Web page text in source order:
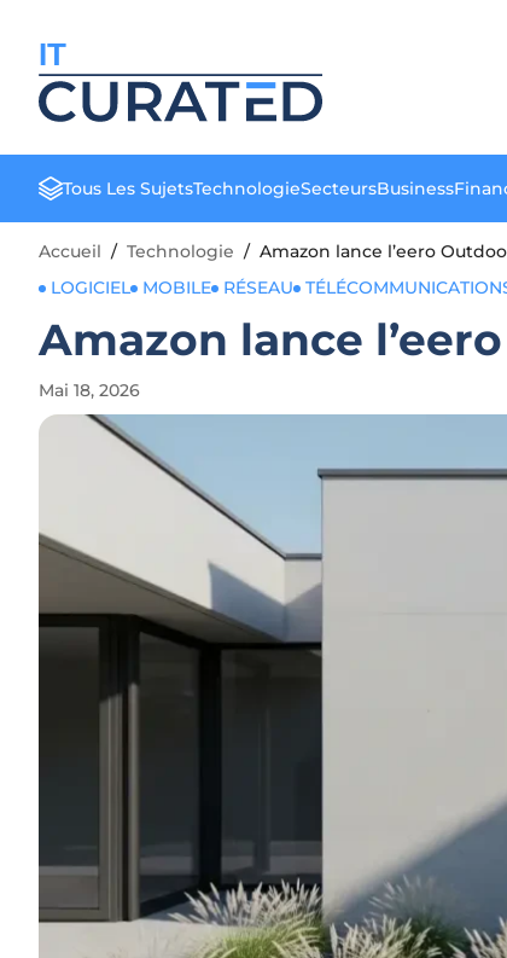
IT
Tous Les SujetsTechnologieSecteursBusiness
Accueil / Technologie / Amazon lance l’eero
LOGICIEL
MOBILE RÉSEAU
Amazon lance
Mai 18, 2026